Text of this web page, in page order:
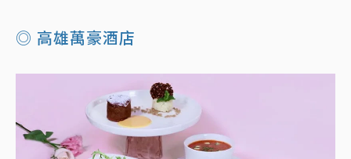
◎ 高雄萬豪酒店